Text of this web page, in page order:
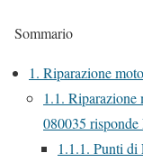
Sommario
1. Riparazione
1.1. Riparazione
080035
1.1.1. Punti di